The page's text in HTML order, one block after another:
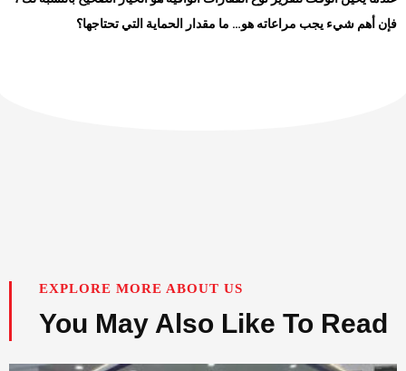
فإن أهم شيء يجب مراعاته هو… ما مقدار الحماية التي تحتاجها؟
EXPLORE MORE ABOUT US
You May Also Like To Read